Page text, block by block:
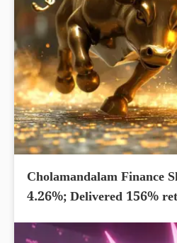
Cholamandalam Finance
4.26%; Delivered 156%